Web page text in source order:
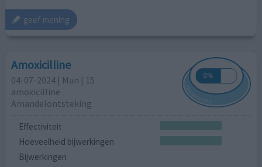
geef mening
Amoxicilline
04-07-2024 | Man | 15
amoxicilline
Amandelontsteking
Effectiviteit
Hoeveelheid bijwerkingen
Bijwerkingen